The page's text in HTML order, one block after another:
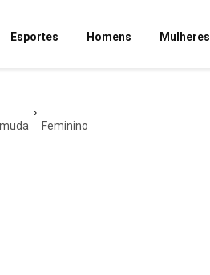
Esportes Homens Mulheres
feminino